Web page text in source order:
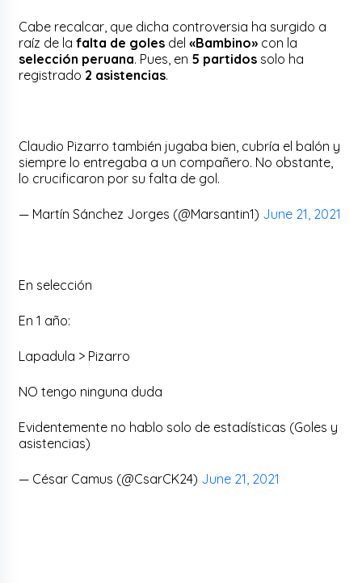
Cabe recalcar, que dicha controversia ha surgido a
raíz de lafalta de goles del«Bambino» con la
selección peruana. Pues, en 5 partidos solo ha
registrado 2 asistencias.
Claudio Pizarro también jugaba bien, cubría el balón y
siempre lo entregaba a un compañero. No obstante,
lo crucificaron por su falta de gol.
— Martín Sánchez Jorges (@Marsantin1) June 21, 2021
En selección
En 1 año:
Lapadula > Pizarro
NO tengo ninguna duda
Evidentemente no hablo solo de estadísticas (Goles y
asistencias)
— César Camus (@CsarCK24) June 21, 2021